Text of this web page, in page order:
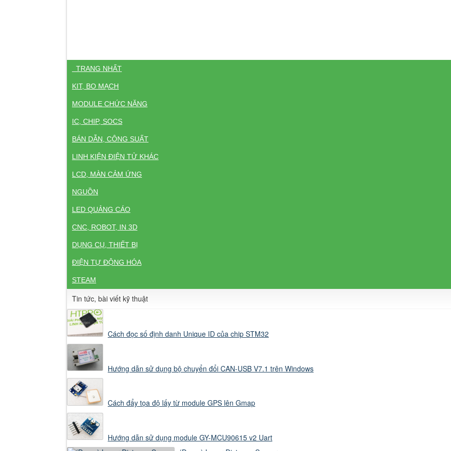
TRANG NHẤT
KIT, BO MẠCH
MODULE CHỨC NĂNG
IC, CHIP, SOCS
BÁN DẪN, CÔNG SUẤT
LINH KIỆN ĐIỆN TỬ KHÁC
LCD, MÀN CẢM ỨNG
NGUỒN
LED QUẢNG CÁO
CNC, ROBOT, IN 3D
DỤNG CỤ, THIẾT BỊ
ĐIỆN TỰ ĐỘNG HÓA
STEAM
Tin tức, bài viết kỹ thuật
Cách đọc số định danh Unique ID của chip STM32
Hướng dẫn sử dụng bộ chuyển đổi CAN-USB V7.1 trên Windows
Cách đẩy tọa độ lấy từ module GPS lên Gmap
Hướng dẫn sử dụng module GY-MCU90615 v2 Uart